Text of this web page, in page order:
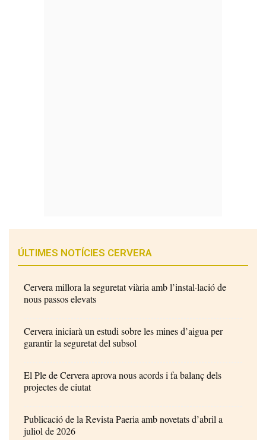
ÚLTIMES NOTÍCIES CERVERA
Cervera millora la seguretat viària amb l’instal·lació de
nous passos elevats
Cervera iniciarà un estudi sobre les mines d’aigua per
garantir la seguretat del subsol
El Ple de Cervera aprova nous acords i fa balanç dels
projectes de ciutat
Publicació de la Revista Paeria amb novetats d’abril a
juliol de 2026